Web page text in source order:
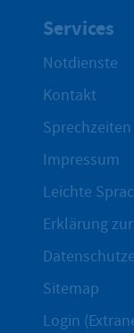
Services
Notdienste
Kontakt
Impressum
Leichte
Erklärung
Sitemap
Login